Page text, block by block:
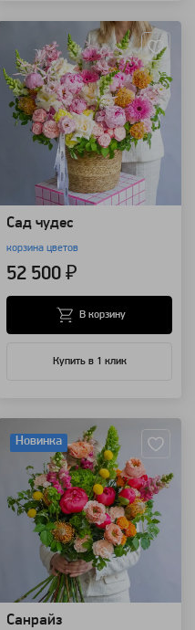
Сад чудес
корзина цветов
52 500 ₽
Купить в 1 клик
В корзину
Новинка
Санрайз